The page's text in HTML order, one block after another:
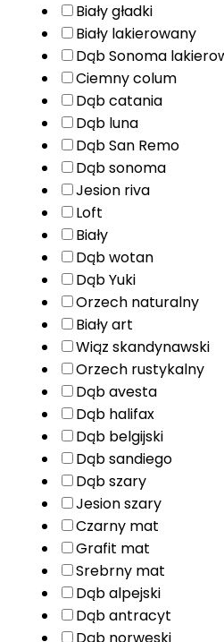
Biały gładki
Biały lakierowany
Dąb Sonoma
Ciemny colum
Dąb catania
Dąb luna
Dąb San Remo
Dąb sonoma
Jesion riva
Loft
Biały
Dąb wotan
Dąb Yuki
Orzech naturalny
Biały art
Wiąz skandynawski
Orzech rustykalny
Dąb avesta
Dąb halifax
Dąb belgijski
Dąb sandiego
Dąb szary
Jesion szary
Czarny mat
Grafit mat
Srebrny mat
Dąb alpejski
Dąb antracyt